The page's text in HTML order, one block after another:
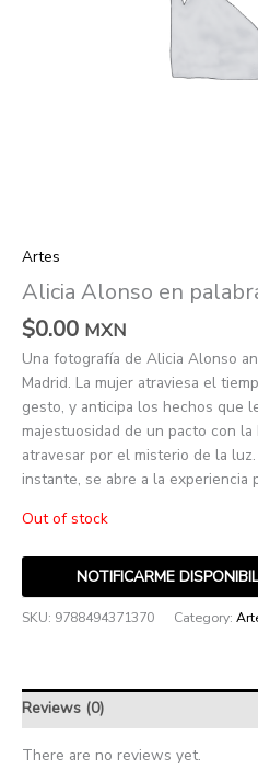
Artes
Alicia Alonso en
$0.00 MXN
Una fotografía de Alicia Alonso
Madrid. La mujer atraviesa el
gesto, y anticipa los hechos que
majestuosidad de un pacto con la
atravesar por el misterio de la
instante, se abre a la experiencia
Out of stock
NOTIFICARME
SKU: 9788494371370 Category:
Reviews (0)
There are no reviews yet.